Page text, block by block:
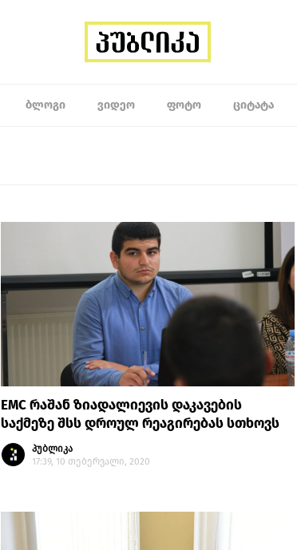
ᲑᲚᲝᲒᲘ ᲕᲘᲓᲔᲝ ᲤᲝᲢᲝ ᲪᲘᲢᲐᲢᲐ
EMC რაშან ზიადალიევის დაკავების
საქმეზე შსს დროულ რეაგირებას სთხოვს
პუბლიკა
17:39, 10 თებერვალი, 2020